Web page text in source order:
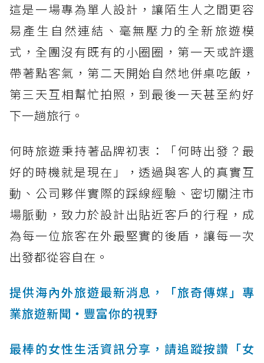
這是一場專為單人設計，讓陌生人之間更容
易產生自然連結、毫無壓力的全新旅遊模
式，全團沒有既有的小圈圈，第一天或許還
帶著點客氣，第二天開始自然地併桌吃飯，
第三天互相幫忙拍照，到最後一天甚至約好
下一趟旅行。
何時旅遊秉持著品牌初衷：「何時出發？最
好的時機就是現在」，透過與客人的真實互
動、公司夥伴實際的踩線經驗、密切關注市
場脈動，致力於設計出貼近客戶的行程，成
為每一位旅客在外最堅實的後盾，讓每一次
出發都從容自在。
提供海內外旅遊最新消息，「旅奇傳媒」專
業旅遊新聞‧豐富你的視野
最棒的女性生活資訊分享，請追蹤按讚「女